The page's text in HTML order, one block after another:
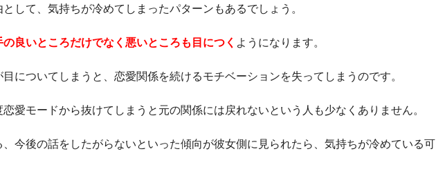
して、気持ちが冷めてしまったパターンもあるでしょう。
の良いところだけでなく悪いところも目につく ようになります。
についてしまうと、恋愛関係を続けるモチベーションを失ってしまうのです。
愛モードから抜けてしまうと元の関係には戻れないという人も少なくありません。
今後の話をしたがらないといった傾向が彼女側に見られたら、気持ちが冷めている可